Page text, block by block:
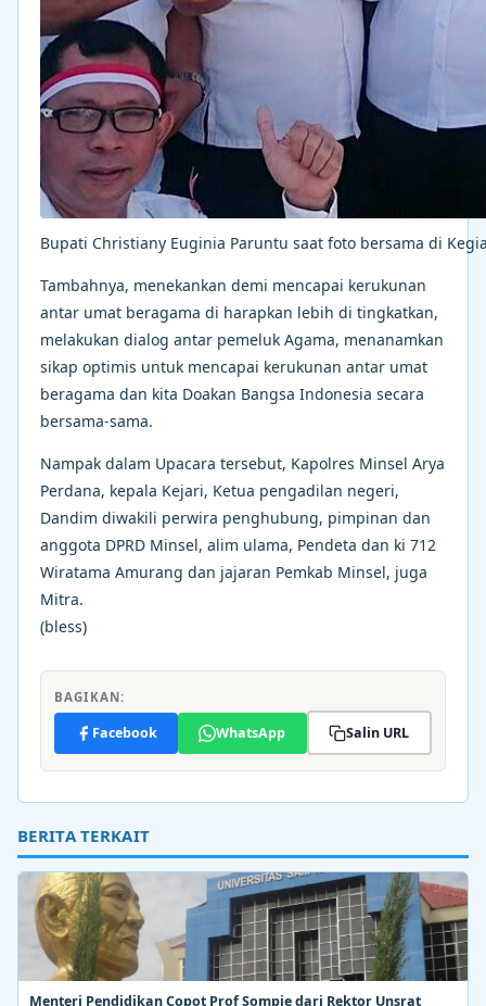
Bupati Christiany Euginia Paruntu saat foto bersama di
Tambahnya, menekankan demi mencapai kerukunan
antar umat beragama di harapkan lebih di tingkatkan,
melakukan dialog antar pemeluk Agama, menanamkan
sikap optimis untuk mencapai kerukunan antar umat
beragama dan kita Doakan Bangsa Indonesia secara
bersama-sama.
Nampak dalam Upacara tersebut, Kapolres Minsel Arya
Perdana, kepala Kejari, Ketua pengadilan negeri,
Dandim diwakili perwira penghubung, pimpinan dan
anggota DPRD Minsel, alim ulama, Pendeta dan ki 712
Wiratama Amurang dan jajaran Pemkab Minsel, juga
Mitra.
(bless)
BAGIKAN:
Facebook WhatsApp Salin URL
BERITA TERKAIT
Menteri Pendidikan Copot Prof Sompie dari Rektor Unsrat